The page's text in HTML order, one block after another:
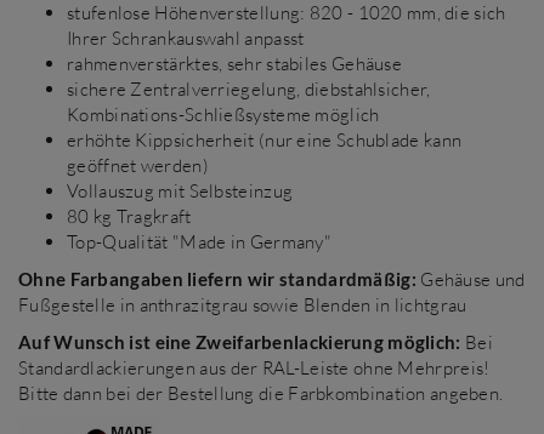
stufenlose Höhenverstellung: 820 - 1020 mm, die sich
Ihrer Schrankauswahl anpasst
rahmenverstärktes, sehr stabiles Gehäuse
sichere Zentralverriegelung, diebstahlsicher,
Kombinations-Schließsysteme möglich
erhöhte Kippsicherheit (nur eine Schublade kann
geöffnet werden)
Vollauszug mit Selbsteinzug
80 kg Tragkraft
Top-Qualität "Made in Germany"
Ohne Farbangaben liefern wir standardmäßig: Gehäuse und
Fußgestelle in anthrazitgrau sowie Blenden in lichtgrau
Auf Wunsch ist eine Zweifarbenlackierung möglich: Bei
Standardlackierungen aus der RAL-Leiste ohne Mehrpreis!
Bitte dann bei der Bestellung die Farbkombination angeben.